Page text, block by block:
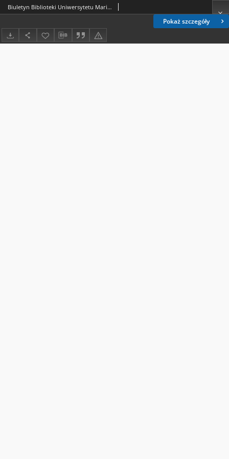
Pokaż szczegóły
Biuletyn Biblioteki Uniwersytetu Marii Curie-Skłodowskiej w Lublinie. R. 18 (1970) nr 3